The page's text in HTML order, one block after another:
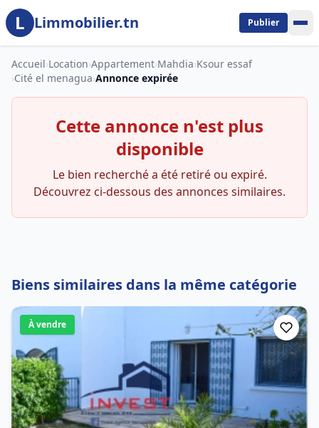
Aller au contenu principal
L Limmobilier.tn Publier
Accueil›Location›Appartement›Mahdia›Ksour essaf
›Cité el menagua›Annonce expirée
Cette annonce n'est plus
disponible
Le bien recherché a été retiré ou expiré.
Découvrez ci-dessous des annonces similaires.
Biens similaires dans la même catégorie
À vendre